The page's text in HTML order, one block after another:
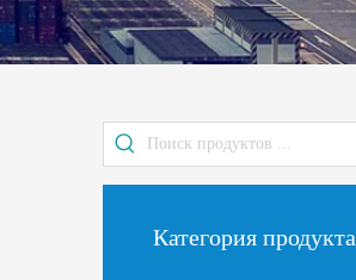
Категория продукта